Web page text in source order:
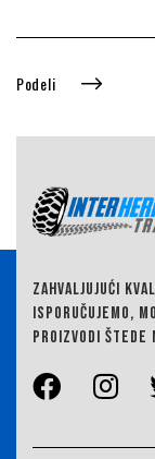
Podeli
ZAHVALJUJUĆI
ISPORUČUJEMO,
PROIZVODI ŠTEDE